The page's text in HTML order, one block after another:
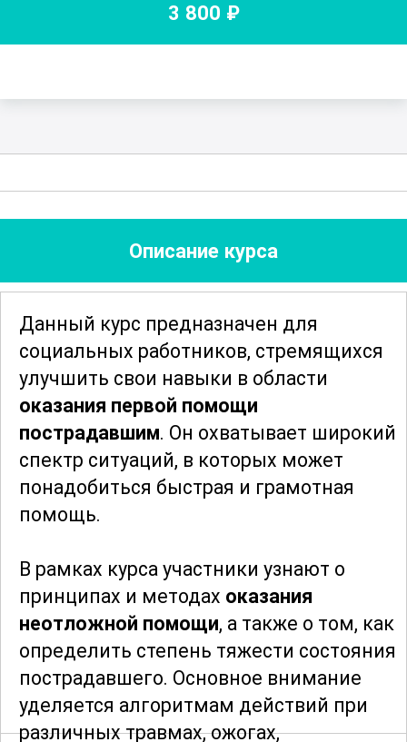
3 800 ₽
Описание курса
Данный курс предназначен для
социальных работников, стремящихся
улучшить свои навыки в области
оказания первой помощи
пострадавшим. Он охватывает широкий
спектр ситуаций, в которых может
понадобиться быстрая и грамотная
помощь.
В рамках курса участники узнают о
принципах и методах оказания
неотложной помощи, а также о том, как
определить степень тяжести состояния
пострадавшего. Основное внимание
уделяется алгоритмам действий при
различных травмах, ожогах,